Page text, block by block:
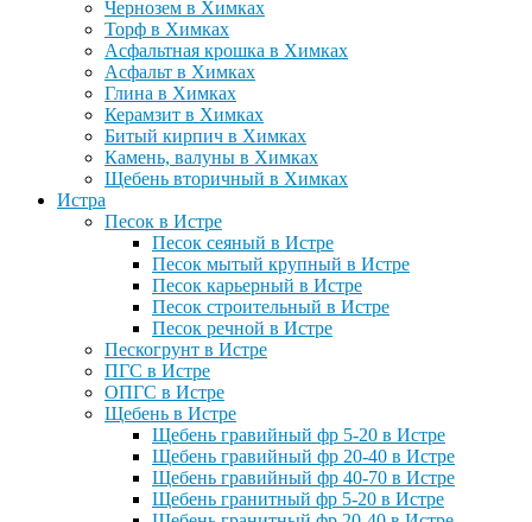
Чернозем в Химках
Торф в Химках
Асфальтная крошка в Химках
Асфальт в Химках
Глина в Химках
Керамзит в Химках
Битый кирпич в Химках
Камень, валуны в Химках
Щебень вторичный в Химках
Истра
Песок в Истре
Песок сеяный в Истре
Песок мытый крупный в Истре
Песок карьерный в Истре
Песок строительный в Истре
Песок речной в Истре
Пескогрунт в Истре
ПГС в Истре
ОПГС в Истре
Щебень в Истре
Щебень гравийный фр 5-20 в Истре
Щебень гравийный фр 20-40 в Истре
Щебень гравийный фр 40-70 в Истре
Щебень гранитный фр 5-20 в Истре